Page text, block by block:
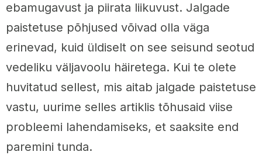
ebamugavust ja piirata liikuvust. Jalgade
paistetuse põhjused võivad olla väga
erinevad, kuid üldiselt on see seisund seotud
vedeliku väljavoolu häiretega. Kui te olete
huvitatud sellest, mis aitab jalgade paistetuse
vastu, uurime selles artiklis tõhusaid viise
probleemi lahendamiseks, et saaksite end
paremini tunda.